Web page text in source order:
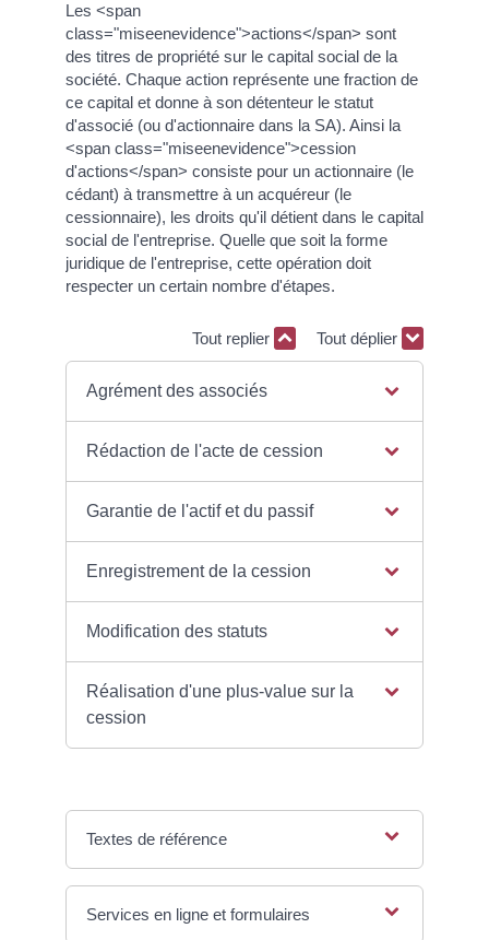
Les <span
class="miseenevidence">actions</span> sont
des titres de propriété sur le capital social de la
société. Chaque action représente une fraction de
ce capital et donne à son détenteur le statut
d'associé (ou d'actionnaire dans la SA). Ainsi la
<span class="miseenevidence">cession
d'actions</span> consiste pour un actionnaire (le
cédant) à transmettre à un acquéreur (le
cessionnaire), les droits qu'il détient dans le capital
social de l'entreprise. Quelle que soit la forme
juridique de l'entreprise, cette opération doit
respecter un certain nombre d'étapes.
Tout replier Tout déplier
Agrément des associés
Rédaction de l'acte de cession
Garantie de l'actif et du passif
Enregistrement de la cession
Modification des statuts
Réalisation d'une plus-value sur la
cession
Textes de référence
Services en ligne et formulaires